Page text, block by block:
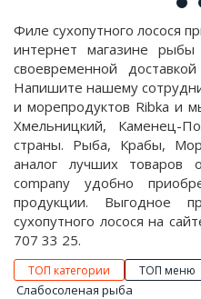
Филе сухопутного лосося
интернет магазине
своевременной
Напишите нашему
и морепродуктов Ribka и
Хмельницкий, Каменец-
страны. Рыба, Крабы,
аналог лучших товаров
company удобно
продукции. Выгодное
сухопутного лосося на
707 33 25.
ТОП категории ТОП меню
Слабосоленая рыба